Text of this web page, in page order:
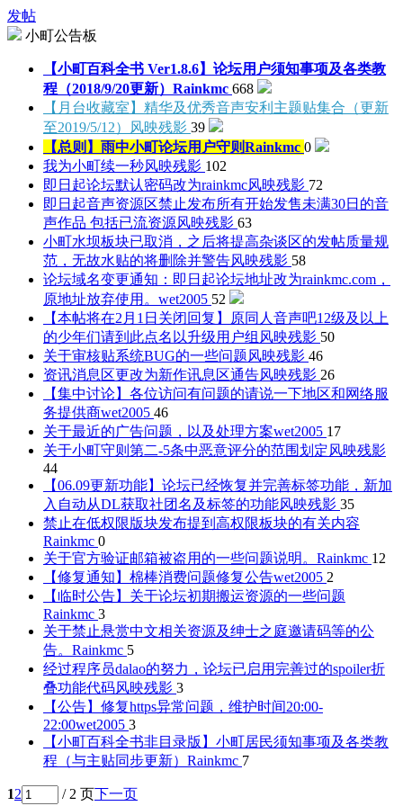
发帖
小町公告板
【小町百科全书 Ver1.8.6】论坛用户须知事项及各类教
程（2018/9/20更新） Rainkmc 668
【月台收藏室】精华及优秀音声安利主题贴集合（更新
至2019/5/12）
风映残影 39
【总则】雨中小町论坛用户守则Rainkmc 0
我为小町续一秒风映残影 102
即日起论坛默认密码改为rainkmc风映残影 72
即日起音声资源区禁止发布所有开始发售未满30日的音
声作品 包括已流资源风映残影 63
小町水坝板块已取消，之后将提高杂谈区的发帖质量规
范，无故水贴的将删除并警告风映残影 58
论坛域名变更通知：即日起论坛地址改为rainkmc.com，
原地址放弃使用。 wet2005 52
【本帖将在2月1日关闭回复】原同人音声吧12级及以上
的少年们请到此点名以升级用户组 风映残影 50
关于审核贴系统BUG的一些问题风映残影 46
资讯消息区更改为新作讯息区通告风映残影 26
【集中讨论】各位访问有问题的请说一下地区和网络服
务提供商wet2005 46
关于最近的广告问题，以及处理方案wet2005 17
关于小町守则第二-5条中恶意评分的范围划定风映残影
44
【06.09更新功能】论坛已经恢复并完善标签功能，新加
入自动从DL获取社团名及标签的功能风映残影 35
禁止在低权限版块发布提到高权限板块的有关内容
Rainkmc 0
关于官方验证邮箱被盗用的一些问题说明。 Rainkmc 12
【修复通知】棉棒消费问题修复公告wet2005 2
【临时公告】关于论坛初期搬运资源的一些问题
Rainkmc 3
关于禁止悬赏中文相关资源及绅士之庭邀请码等的公
告。 Rainkmc 5
经过程序员dalao的努力，论坛已启用完善过的spoiler折
叠功能代码风映残影 3
【公告】修复https异常问题，维护时间20:00-
22:00wet2005 3
【小町百科全书非目录版】小町居民须知事项及各类教
程（与主贴同步更新） Rainkmc 7
12 / 2 页下一页